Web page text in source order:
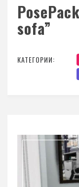
sofa”
КАТЕГОРИИ: